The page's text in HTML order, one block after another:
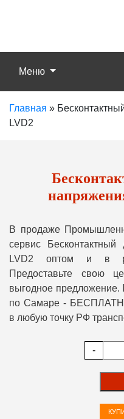
Меню
Главная »
LVD2
В продаже
сервис Бесконтактный
LVD2 оптом и в
Предоставьте свою
выгодное предложение.
по Самаре -
в любую точку РФ
-